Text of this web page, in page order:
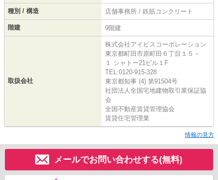
種別 / 構造 店舗事務所 / 鉄筋コンクリート
階建 9階建
取扱会社
株式会社アイビスコーポレーション
東京都町田市原町田６丁目１５－
１ シャトー21ビル１F
TEL:0120-915-328
東京都知事 (4) 第91504号
社団法人全国宅地建物取引業保証協
会
全国不動産賃貸管理協会
賃貸住宅管理業
情報の見方
メールでお問い合わせする(無料)